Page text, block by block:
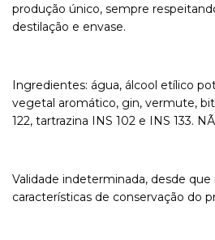
produção único, sempre
destilação e envase.
Ingredientes: água, álcool etílico
vegetal aromático, gin, vermute,
122, tartrazina INS 102 e INS 133.
Validade indeterminada, desde que
características de conservação do